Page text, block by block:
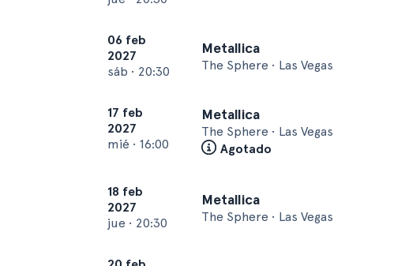
06 feb
2027
sáb • 20:30
Metallica
The Sphere • Las Vegas
17 feb
2027
mié • 16:00
Metallica
The Sphere • Las Vegas
Agotado
18 feb
2027
jue • 20:30
Metallica
The Sphere • Las Vegas